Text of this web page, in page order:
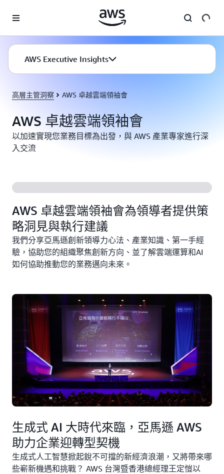
AWS Executive Insights
高層主管洞察 AWS 卓越雲端領袖會
AWS 卓越雲端領袖會
以加速實現您業務目標為出發，與 AWS 產業專家進行深
入交流
AWS 卓越雲端領袖會為領導者提供策
略洞見與執行建議
我們分享亞馬遜創新領導力心法、產業知識、第一手經
驗，協助您的組織聚焦創新方向、並了解雲端運算和AI
如何協助推動您的業務邁向未來。
生成式 AI 大時代來臨，亞馬遜 AWS
助力企業迎轉型契機
生成式人工智慧掀起銳不可擋的新經濟浪潮，又將帶來哪
些嶄新機遇和挑戰？ AWS 台灣暨香港總經理王定愷以